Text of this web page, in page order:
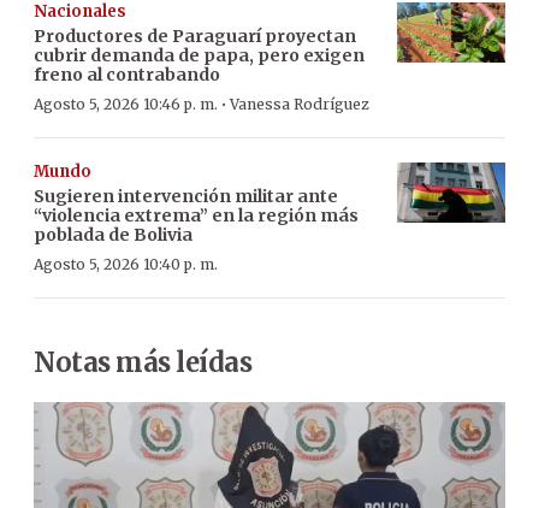
Nacionales
Productores de Paraguarí proyectan
cubrir demanda de papa, pero exigen
freno al contrabando
Agosto 5, 2026 10:46 p. m. ·Vanessa Rodríguez
Mundo
Sugieren intervención militar ante
“violencia extrema” en la región más
poblada de Bolivia
Agosto 5, 2026 10:40 p. m.
Notas más leídas